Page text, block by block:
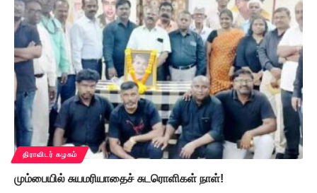
திராவிடர் கழகம்
மும்பையில் சுயமரியாதைச் சுடரொளிகள் நாள்!